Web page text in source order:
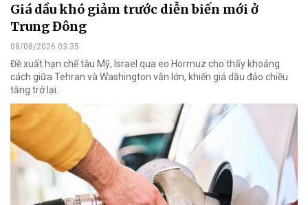
Giá dầu khó giảm trước diễn biến mới ở
Trung Đông
08/08/2026 03:35
Đề xuất hạn chế tàu Mỹ, Israel qua eo Hormuz cho thấy khoảng
cách giữa Tehran và Washington vẫn lớn, khiến giá dầu đảo chiều
tăng trở lại.